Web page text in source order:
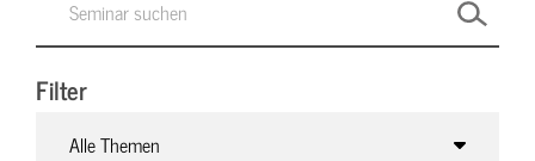
Filter
Alle Themen